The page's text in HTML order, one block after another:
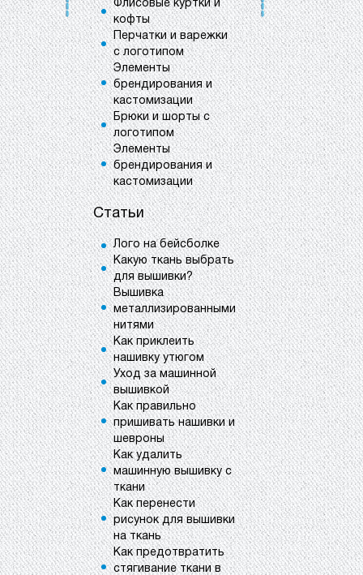
Флисовые куртки и
кофты
Перчатки и варежки
с логотипом
Элементы
брендирования и
кастомизации
Брюки и шорты с
логотипом
Элементы
брендирования и
кастомизации
Статьи
Лого на бейсболке
Какую ткань выбрать
для вышивки?
Вышивка
металлизированными
нитями
Как приклеить
нашивку утюгом
Уход за машинной
вышивкой
Как правильно
пришивать нашивки и
шевроны
Как удалить
машинную вышивку с
ткани
Как перенести
рисунок для вышивки
на ткань
Как предотвратить
стягивание ткани в